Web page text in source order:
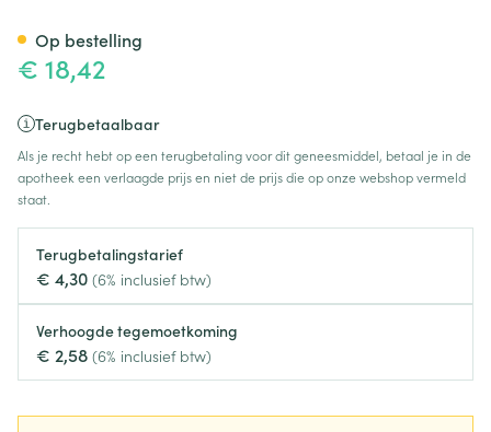
€ 18,42
Terugbetaalbaar
Als je recht hebt op een terugbetaling voor dit geneesmiddel, betaal je in de
apotheek een verlaagde prijs en niet de prijs die op onze webshop vermeld
staat.
Terugbetalingstarief
€ 4,30 (6% inclusief btw)
Verhoogde tegemoetkoming
€ 2,58 (6% inclusief btw)
Op bestelling